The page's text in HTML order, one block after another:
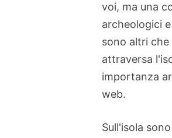
voi, ma una
archeologici
sono altri che
attraversa
importanza
web.
Sull'isola